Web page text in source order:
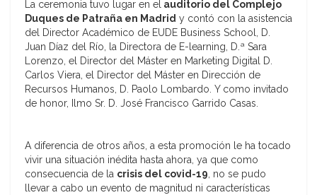
La ceremonia tuvo lugar en el auditorio del Complejo
Duques de Patraña en Madrid y contó con la asistencia
del Director Académico de EUDE Business School, D.
Juan Díaz del Río, la Directora de E-learning, D.ª Sara
Lorenzo, el Director del Máster en Marketing Digital D.
Carlos Viera, el Director del Máster en Dirección de
Recursos Humanos, D. Paolo Lombardo. Y como invitado
de honor, Ilmo Sr. D. José Francisco Garrido Casas.
A diferencia de otros años, a esta promoción le ha tocado
vivir una situación inédita hasta ahora, ya que como
consecuencia de la crisis del covid-19, no se pudo
llevar a cabo un evento de magnitud ni características